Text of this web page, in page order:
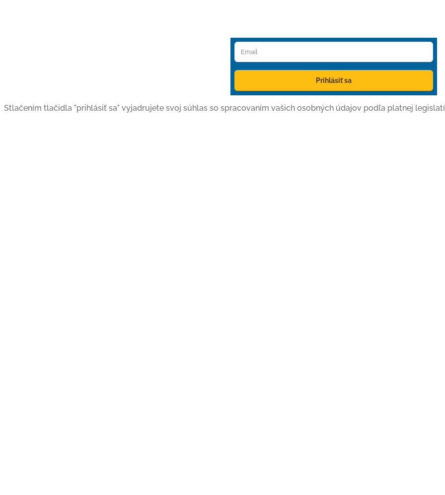
Prihlásiť sa
Stlačením tlačidla "prihlásiť sa" vyjadrujete svoj súhlas so spracovaním vašich osobných údajov podľa platnej